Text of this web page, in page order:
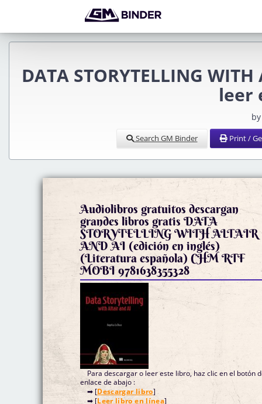
DATA STORYTELLING
leer
Search GM Binder Print /
Audiolibros gratuitos descargan
grandes libros gratis DATA
STORYTELLING WITH ALTAIR
AND AI (edición en inglés)
(Literatura española) CHM RTF
MOBI 9781638355328
Para descargar o leer este libro, haz clic en el botón
enlace de abajo :
➡ [Descargar libro]
➡ [Leer libro en línea]